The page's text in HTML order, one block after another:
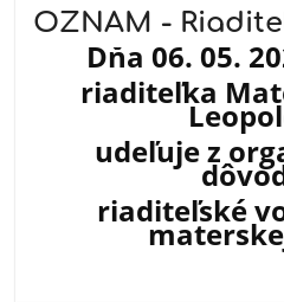
OZNAM -
Dňa 06. 05.
riaditeľka
udeľuje z
riaditeľské